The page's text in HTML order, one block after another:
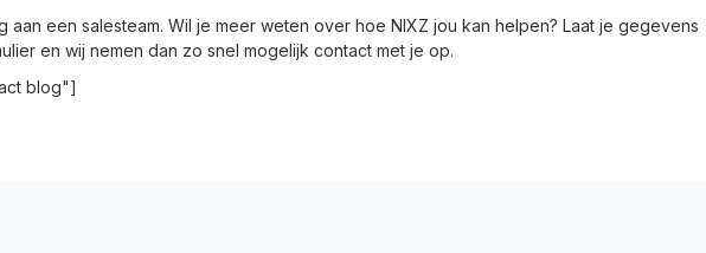
aan een salesteam. Wil je meer weten over hoe NIXZ jou kan helpen? Laat je gegevens
en wij nemen dan zo snel mogelijk contact met je op.
blog"]